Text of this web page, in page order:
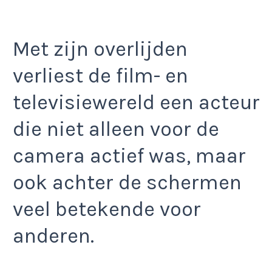
Met zijn overlijden
verliest de film- en
televisiewereld een acteur
die niet alleen voor de
camera actief was, maar
ook achter de schermen
veel betekende voor
anderen.